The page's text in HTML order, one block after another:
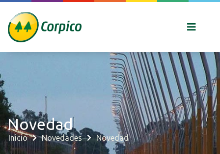
Novedad
Inicio Novedades Novedad